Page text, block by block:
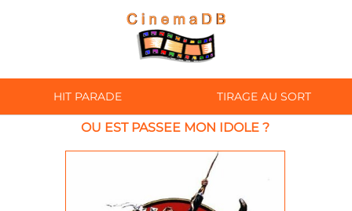
HIT PARADE TIRAGE AU SORT
OU EST PASSEE MON IDOLE ?